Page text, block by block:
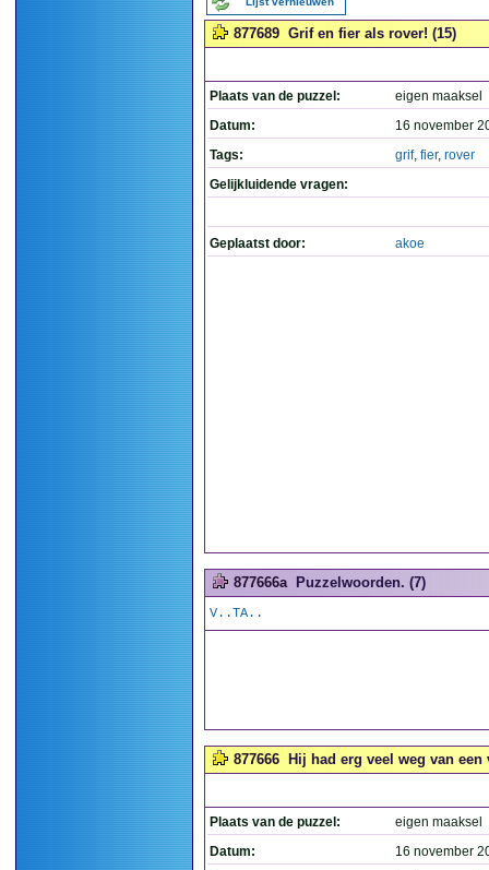
877689 Grif en fier als rover! (15)
Plaats van de puzzel:
eigen maaksel
Datum:
16 november
Tags:
grif, fier, rover
Gelijkluidende vragen:
Geplaatst door: akoe
877666a Puzzelwoorden. (7)
V..TA..
877666 Hij had erg veel weg van een
Plaats van de puzzel:
eigen maaksel
Datum:
16 november